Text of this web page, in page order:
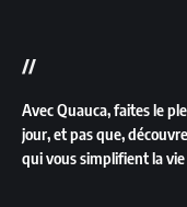
//
Avec Quauca, faites le
jour, et pas que,
qui vous simplifient la vie